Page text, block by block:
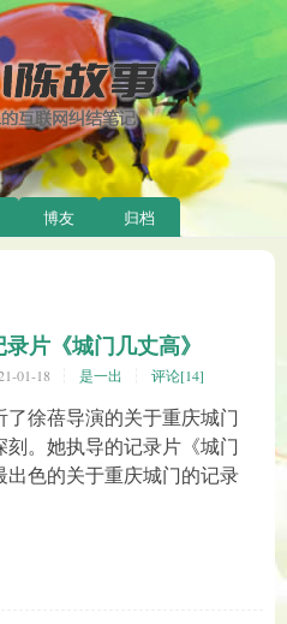
博友 归档
片《城门几丈高》
01-18 是一出 评论[14]
徐蓓导演的关于重庆城门
。她执导的记录片《城门
出色的关于重庆城门的记录